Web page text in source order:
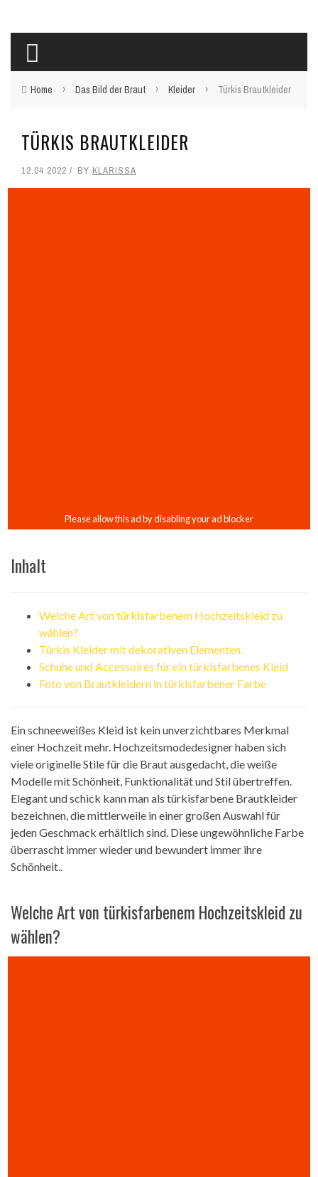
Home › Das Bild der Braut › Kleider › Türkis Brautkleider
TÜRKIS BRAUTKLEIDER
12.04.2022 BY KLARISSA
Inhalt
Welche Art von türkisfarbenem Hochzeitskleid zu
wählen?
Türkis Kleider mit dekorativen Elementen.
Schuhe und Accessoires für ein türkisfarbenes Kleid
Foto von Brautkleidern in türkisfarbener Farbe
Ein schneeweißes Kleid ist kein unverzichtbares Merkmal
einer Hochzeit mehr. Hochzeitsmodedesigner haben sich
viele originelle Stile für die Braut ausgedacht, die weiße
Modelle mit Schönheit, Funktionalität und Stil übertreffen.
Elegant und schick kann man als türkisfarbene Brautkleider
bezeichnen, die mittlerweile in einer großen Auswahl für
jeden Geschmack erhältlich sind. Diese ungewöhnliche Farbe
überrascht immer wieder und bewundert immer ihre
Schönheit..
Welche Art von türkisfarbenem Hochzeitskleid zu
wählen?